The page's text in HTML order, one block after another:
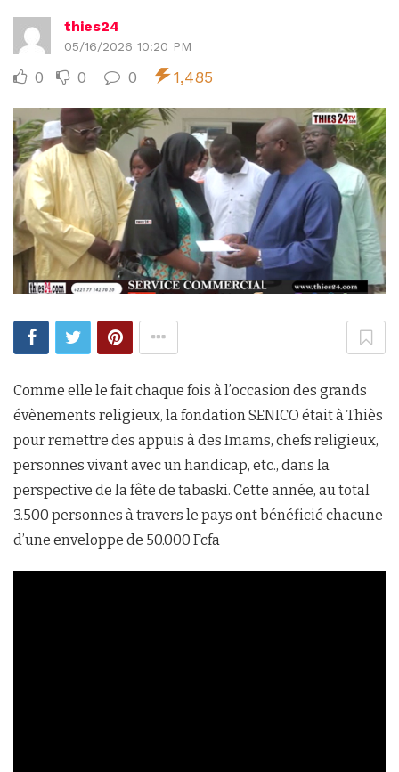
thies24
05/16/2026 10:20 PM
0 0 0 1,485
Comme elle le fait chaque fois à l’occasion des grands
évènements religieux, la fondation SENICO était à Thiès
pour remettre des appuis à des Imams, chefs religieux,
personnes vivant avec un handicap, etc., dans la
perspective de la fête de tabaski. Cette année, au total
3.500 personnes à travers le pays ont bénéficié chacune
d’une enveloppe de 50.000 Fcfa